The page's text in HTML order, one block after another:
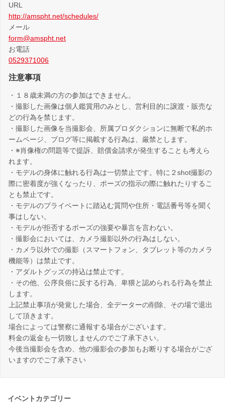
URL
http://amspht.net/schedules/
メール
form@amspht.net
お電話
0529371006
注意事項
・１８歳未満の方の参加はできません。
・撮影した画像は個人鑑賞用のみとし、営利目的に譲渡・販売な
どの行為を禁じます。
・撮影した画像を当撮影会、所属プロダクションに無断で私的ホ
ームページ、ブログ等に掲載する行為は、厳禁とします。
・※肖像権の問題等で提訴、賠償金請求が発生することも考えら
れます。
・モデルの身体に触れる行為は一切禁止です。特に２shot撮影の
際に密着度が強くなったり、ポーズの指示の際に触れたりするこ
とも禁止です。
・モデルのプライベートに踏込む質問や住所・電話番号等を聞く
事はしない。
・モデルが拒否するポーズの強要や暴言を言わない。
・撮影会においては、カメラ撮影以外の行為はしない。
・カメラ以外での撮影（スマートフォン、タブレット等のカメラ
機能等）は禁止です。
・アダルトグッズの持込は禁止です。
・その他、公序良俗に反する行為、卑猥と認められる行為を禁止
します。
上記禁止事項が発覚した場合、全データーの削除、その場で退出
して頂きます。
場合によっては警察に通報する場合がございます。
料金の返金も一切致しませんのでご了承下さい。
今後当撮影会を含め、他の撮影会の参加もお断りする場合がござ
いますのでご了承下さい
イベントカテゴリー